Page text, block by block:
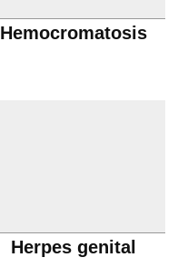
Hemocromatosis
Herpes genital